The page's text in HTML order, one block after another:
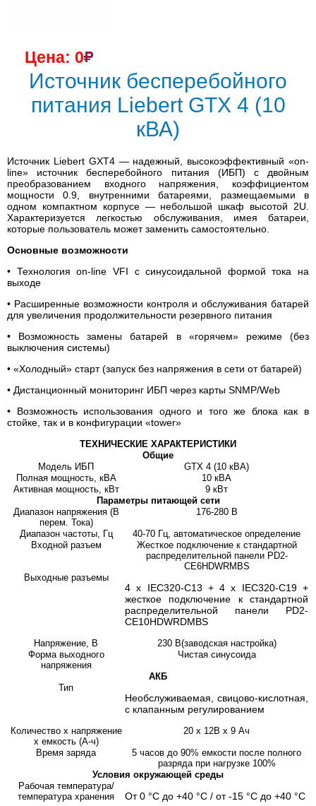
Цена: 0
Источник бесперебойного
питания Liebert GTX 4 (10
кВА)
Источник Liebert GXT4 — надежный, высокоэффективный «on-
line» источник бесперебойного питания (ИБП) с двойным
преобразованием входного напряжения, коэффициентом
мощности 0.9, внутренними батареями, размещаемыми в
одном компактном корпусе — небольшой шкаф высотой 2U.
Характеризуется легкостью обслуживания, имея батареи,
которые пользователь может заменить самостоятельно.
Основные возможности
• Технология on-line VFI с синусоидальной формой тока на
выходе
• Расширенные возможности контроля и обслуживания батарей
для увеличения продолжительности резервного питания
• Возможность замены батарей в «горячем» режиме (без
выключения системы)
• «Холодный» старт (запуск без напряжения в сети от батарей)
• Дистанционный мониторинг ИБП через карты SNMP/Web
• Возможность использования одного и того же блока как в
стойке, так и в конфигурации «tower»
ТЕХНИЧЕСКИЕ ХАРАКТЕРИСТИКИ
Общие
Модель ИБП
GTX 4 (10 кВА)
Полная мощность, кВА
10 кВА
Активная мощность, кВт
9 кВт
Параметры питающей сети
Диапазон напряжения (В
перем. Тока)
176-280 В
Диапазон частоты, Гц
40-70 Гц, автоматическое определение
Входной разъем
Жесткое подключение к стандартной
распределительной панели PD2-
CE6HDWRMBS
Выходные разъемы
4 х IEC320-C13 + 4 x IEC320-C19 +
жесткое подключение к стандартной
распределительной панели PD2-
CE10HDWRDMBS
Напряжение, В
230 В(заводская настройка)
Форма выходного
напряжения
Чистая синусоида
АКБ
Тип
Необслуживаемая, свицово-кислотная,
с клапанным регулированием
Количество х напряжение
х емкость (А-ч)
20 х 12В х 9 Ач
Время заряда
5 часов до 90% емкости после полного
разряда при нагрузке 100%
Условия окружающей среды
Рабочая температура/
температура хранения
От 0 °С до +40 °С / от -15 °С до +40 °С